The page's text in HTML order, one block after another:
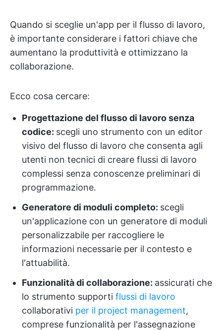
Quando si sceglie un'app per il flusso di lavoro,
è importante considerare i fattori chiave che
aumentano la produttività e ottimizzano la
collaborazione.
Ecco cosa cercare:
Progettazione del flusso di lavoro senza
codice: scegli uno strumento con un editor
visivo del flusso di lavoro che consenta agli
utenti non tecnici di creare flussi di lavoro
complessi senza conoscenze preliminari di
programmazione.
Generatore di moduli completo: scegli
un'applicazione con un generatore di moduli
personalizzabile per raccogliere le
informazioni necessarie per il contesto e
l'attuabilità.
Funzionalità di collaborazione: assicurati che
lo strumento supporti flussi di lavoro
collaborativi per il project management,
comprese funzionalità per l'assegnazione